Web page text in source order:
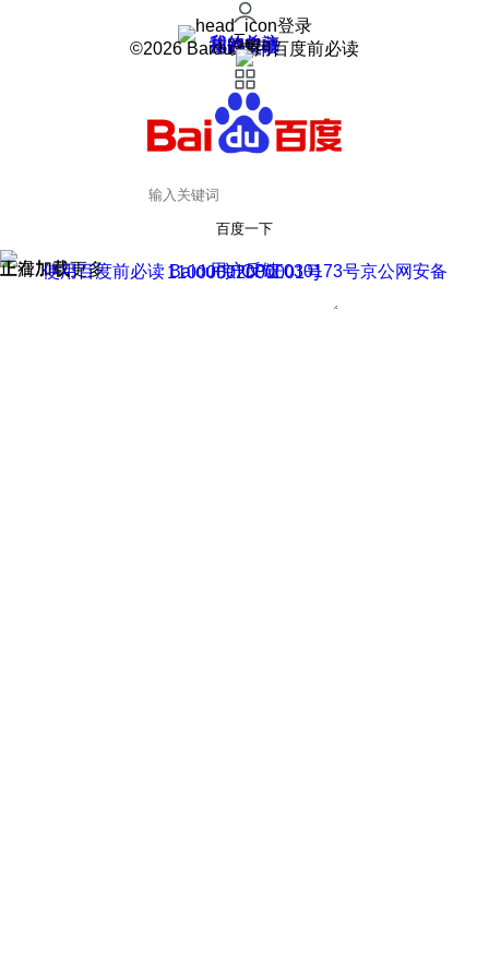
登录
我的关注
我的收藏
皮肤中心
用户反馈
设置
©2026 Baidu 使用百度前必读
百度一下
正在加载
上滑加载更多 用户反馈
使用百度前必读 Baidu 京ICP证030173号
京公网安备11000002000001号